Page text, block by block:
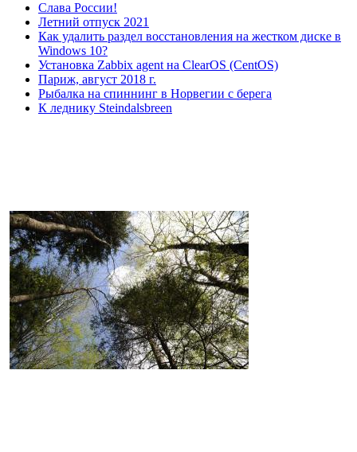
Слава России!
Летний отпуск 2021
Как удалить раздел восстановления на жестком диске в
Windows 10?
Установка Zabbix agent на ClearOS (CentOS)
Париж, август 2018 г.
Рыбалка на спиннинг в Норвегии с берега
К леднику Steindalsbreen